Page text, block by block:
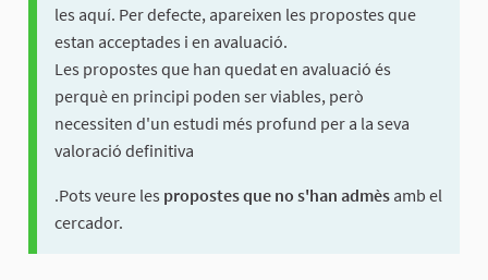
les aquí. Per defecte, apareixen les propostes que
estan acceptades i en avaluació.
Les propostes que han quedat en avaluació és
perquè en principi poden ser viables, però
necessiten d'un estudi més profund per a la seva
valoració definitiva
.Pots veure les propostes que no s'han admès amb el
cercador.